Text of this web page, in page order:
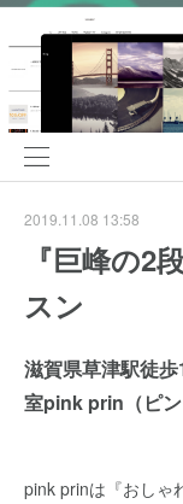
2019.11.08 13:58
『巨峰の2
スン
滋賀県草津駅徒
室pink prin（ピン
pink prinは『おしゃ